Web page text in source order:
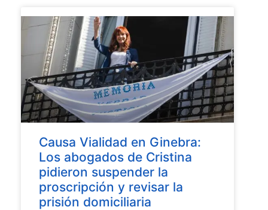
Causa Vialidad en Ginebra:
Los abogados de Cristina
pidieron suspender la
proscripción y revisar la
prisión domiciliaria